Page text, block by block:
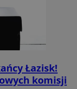
Łazisk!
komisji